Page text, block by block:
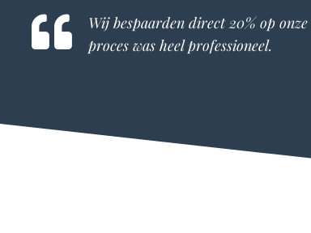
Wij bespaarden direct 20% op onze
proces was heel professioneel.